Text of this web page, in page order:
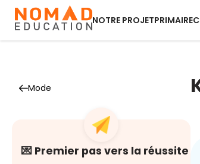
NOTRE PROJETPRIMAIRE
Mode
💌 Premier pas vers la réussite